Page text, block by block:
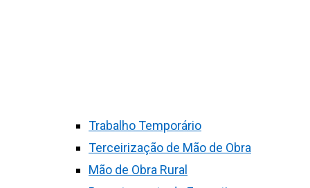
Trabalho Temporário
Terceirização de Mão de Obra
Mão de Obra Rural